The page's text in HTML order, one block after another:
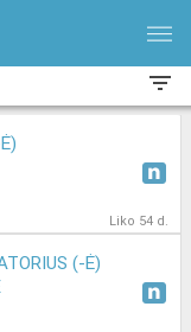
bars
filter_list
Liko 54 d.
(-Ė)